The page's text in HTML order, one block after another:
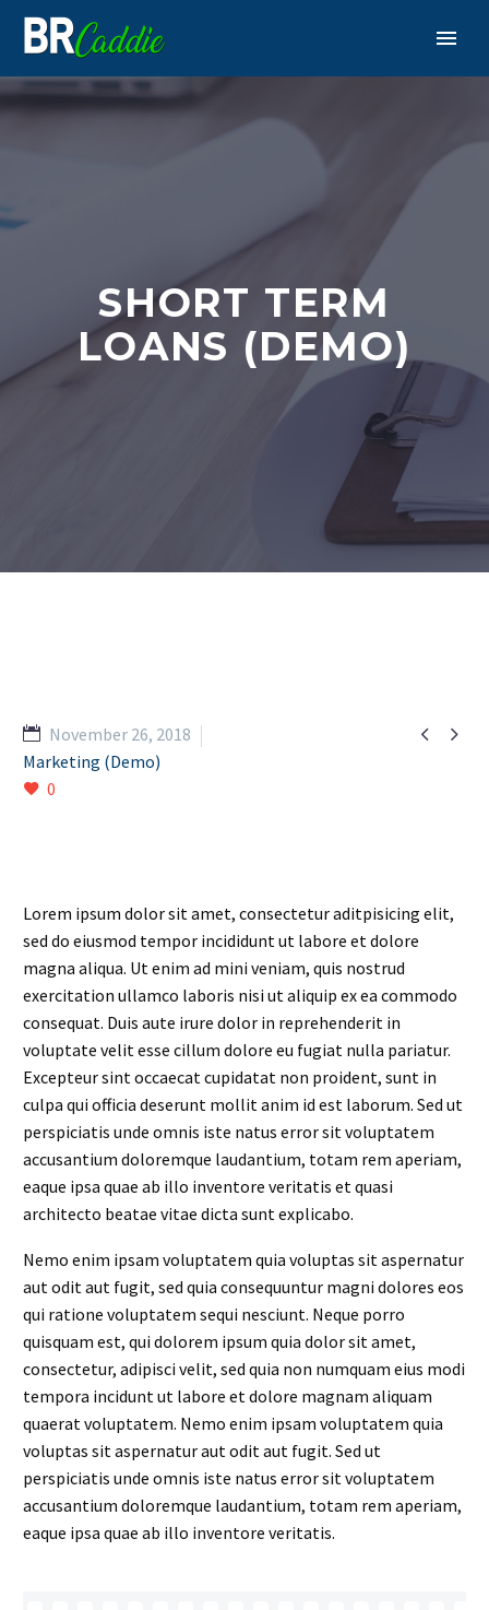
SHORT TERM
LOANS (DEMO)
 
November 26, 2018
Marketing (Demo)
0
Lorem ipsum dolor sit amet, consectetur aditpisicing elit,
sed do eiusmod tempor incididunt ut labore et dolore
magna aliqua. Ut enim ad mini veniam, quis nostrud
exercitation ullamco laboris nisi ut aliquip ex ea commodo
consequat. Duis aute irure dolor in reprehenderit in
voluptate velit esse cillum dolore eu fugiat nulla pariatur.
Excepteur sint occaecat cupidatat non proident, sunt in
culpa qui officia deserunt mollit anim id est laborum. Sed ut
perspiciatis unde omnis iste natus error sit voluptatem
accusantium doloremque laudantium, totam rem aperiam,
eaque ipsa quae ab illo inventore veritatis et quasi
architecto beatae vitae dicta sunt explicabo.
Nemo enim ipsam voluptatem quia voluptas sit aspernatur
aut odit aut fugit, sed quia consequuntur magni dolores eos
qui ratione voluptatem sequi nesciunt. Neque porro
quisquam est, qui dolorem ipsum quia dolor sit amet,
consectetur, adipisci velit, sed quia non numquam eius modi
tempora incidunt ut labore et dolore magnam aliquam
quaerat voluptatem. Nemo enim ipsam voluptatem quia
voluptas sit aspernatur aut odit aut fugit. Sed ut
perspiciatis unde omnis iste natus error sit voluptatem
accusantium doloremque laudantium, totam rem aperiam,
eaque ipsa quae ab illo inventore veritatis.